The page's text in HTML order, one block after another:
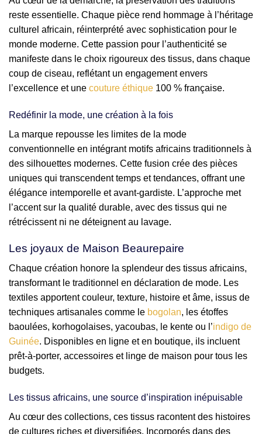
reste essentielle. Chaque pièce rend hommage à l’héritage
culturel africain, réinterprété avec sophistication pour le
monde moderne. Cette passion pour l’authenticité se
manifeste dans le choix rigoureux des tissus, dans chaque
coup de ciseau, reflétant un engagement envers
l’excellence et une couture éthique 100 % française.
Redéfinir la mode, une création à la fois
La marque repousse les limites de la mode
conventionnelle en intégrant motifs africains traditionnels à
des silhouettes modernes. Cette fusion crée des pièces
uniques qui transcendent temps et tendances, offrant une
élégance intemporelle et avant-gardiste. L’approche met
l’accent sur la qualité durable, avec des tissus qui ne
rétrécissent ni ne déteignent au lavage.
Les joyaux de Maison Beaurepaire
Chaque création honore la splendeur des tissus africains,
transformant le traditionnel en déclaration de mode. Les
textiles apportent couleur, texture, histoire et âme, issus de
techniques artisanales comme le bogolan, les étoffes
baoulées, korhogolaises, yacoubas, le kente ou l’indigo de
Guinée. Disponibles en ligne et en boutique, ils incluent
prêt-à-porter, accessoires et linge de maison pour tous les
budgets.
Les tissus africains, une source d’inspiration inépuisable
Au cœur des collections, ces tissus racontent des histoires
de cultures riches et diversifiées. Incorporés dans des